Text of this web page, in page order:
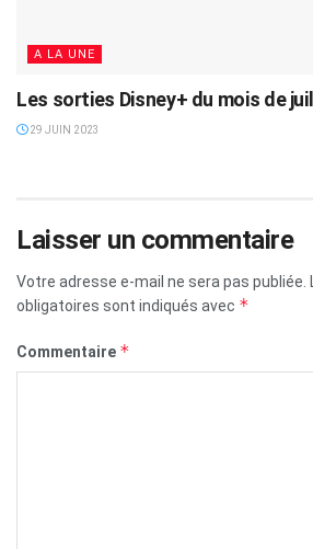
A LA UNE
Les sorties Disney+ du mois de
29 JUIN 2023
Laisser un commentaire
Votre adresse e-mail ne sera pas publiée.
obligatoires sont indiqués avec *
Commentaire *